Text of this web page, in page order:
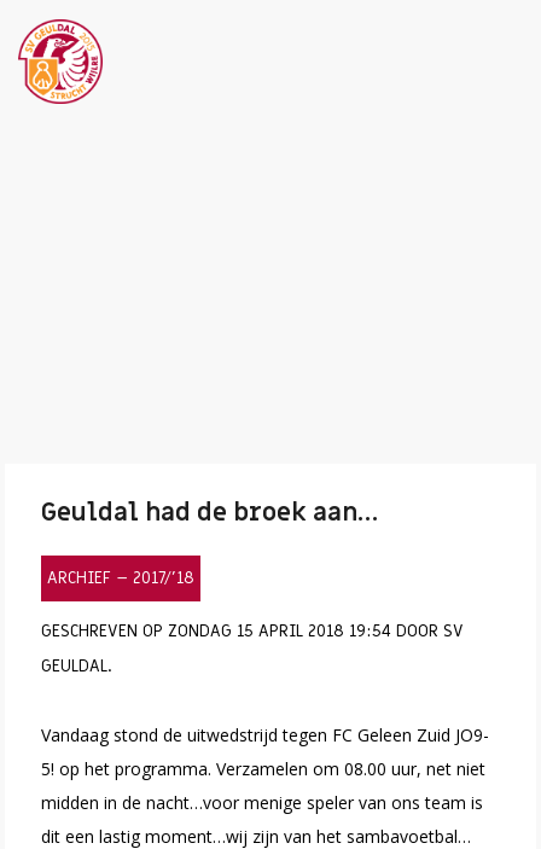
Geuldal had de broek aan…
ARCHIEF – 2017/’18
GESCHREVEN OP ZONDAG 15 APRIL 2018 19:54 DOOR SV
GEULDAL.
Vandaag stond de uitwedstrijd tegen FC Geleen Zuid JO9-
5! op het programma. Verzamelen om 08.00 uur, net niet
midden in de nacht…voor menige speler van ons team is
dit een lastig moment…wij zijn van het sambavoetbal…